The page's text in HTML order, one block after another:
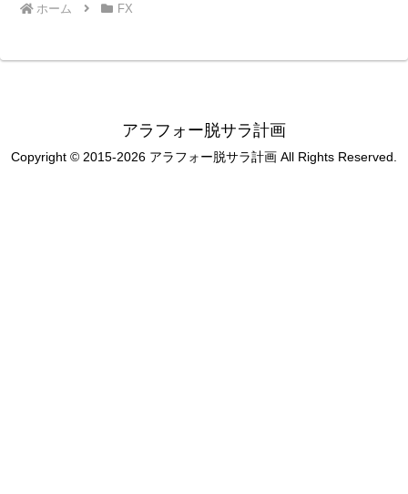
ホーム FX
アラフォー脱サラ計画
Copyright © 2015-2026 アラフォー脱サラ計画 All Rights Reserved.